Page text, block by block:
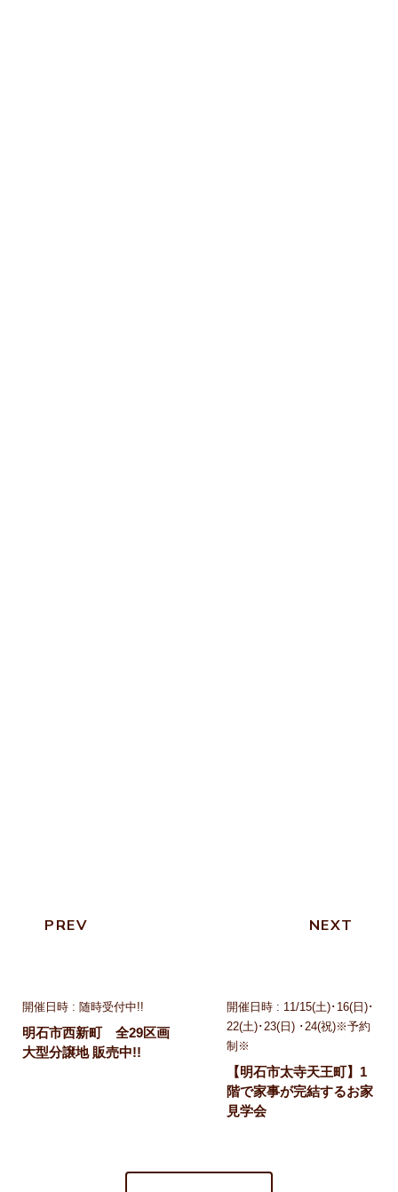
PREV
開催日時 : 随時受付中!!
明石市西新町 全29区画
大型分譲地 販売中!!
NEXT
開催日時 : 11/15(土)･16(日)･
22(土)･23(日) ･24(祝)※予約
制※
【明石市太寺天王町】1
階で家事が完結するお家
見学会